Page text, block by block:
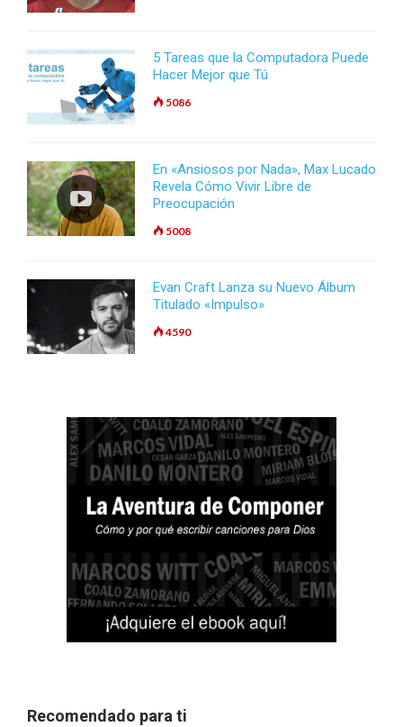
5 Tareas que la Computadora Puede
Hacer Mejor que Tú
5086
En «Ansiosos por Nada», Max Lucado
Revela Cómo Vivir Libre de
Preocupación
5008
Evan Craft Lanza su Nuevo Álbum
Titulado «Impulso»
4590
Recomendado para ti